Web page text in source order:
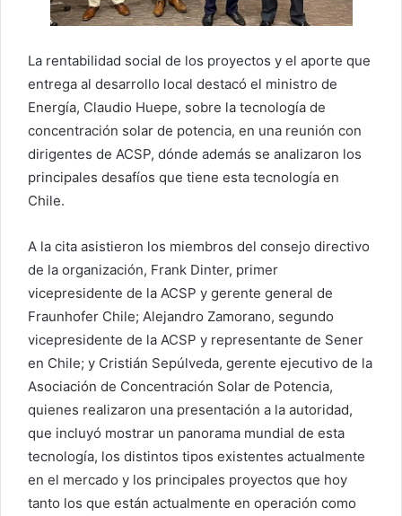
La rentabilidad social de los proyectos y el aporte que
entrega al desarrollo local destacó el ministro de
Energía, Claudio Huepe, sobre la tecnología de
concentración solar de potencia, en una reunión con
dirigentes de ACSP, dónde además se analizaron los
principales desafíos que tiene esta tecnología en
Chile.
A la cita asistieron los miembros del consejo directivo
de la organización, Frank Dinter, primer
vicepresidente de la ACSP y gerente general de
Fraunhofer Chile; Alejandro Zamorano, segundo
vicepresidente de la ACSP y representante de Sener
en Chile; y Cristián Sepúlveda, gerente ejecutivo de la
Asociación de Concentración Solar de Potencia,
quienes realizaron una presentación a la autoridad,
que incluyó mostrar un panorama mundial de esta
tecnología, los distintos tipos existentes actualmente
en el mercado y los principales proyectos que hoy
tanto los que están actualmente en operación como